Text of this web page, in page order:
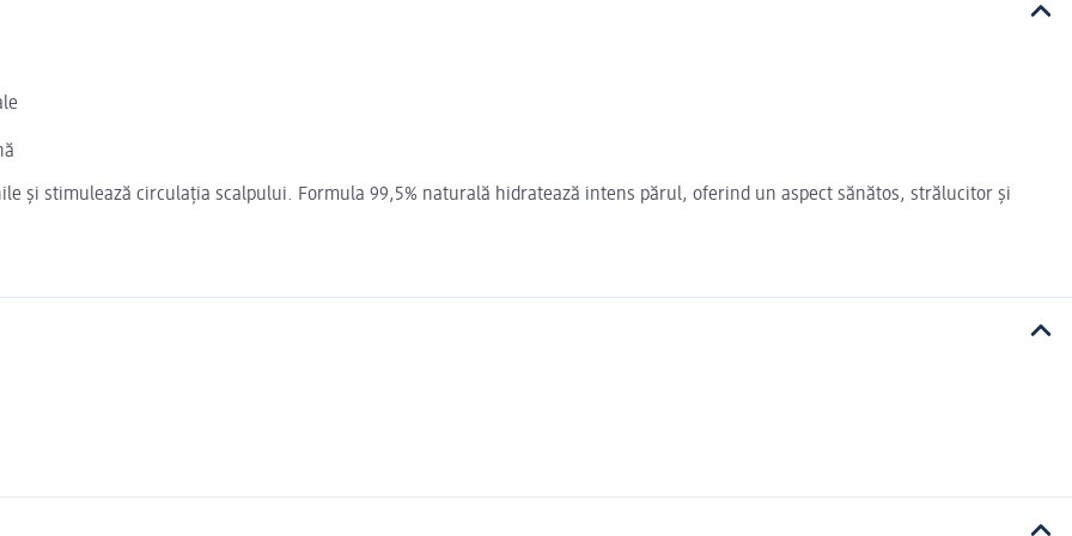
și stimulează circulația scalpului. Formula 99,5% naturală hidratează intens părul, oferind un aspect sănătos, strălucitor și